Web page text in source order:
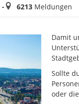
-Meldungen
6213Meldungen
Damit
Sollte
oder